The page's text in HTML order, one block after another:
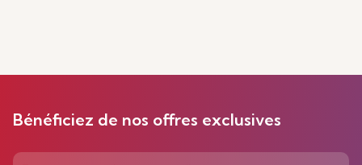
Bénéficiez de nos offres exclusives